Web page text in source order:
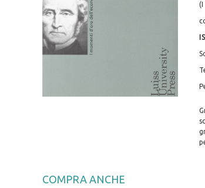
(I
COMPRA ANCHE